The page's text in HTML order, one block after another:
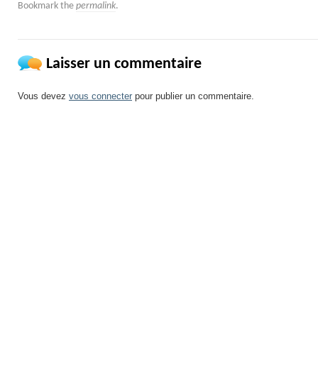
Bookmark the permalink.
Laisser un commentaire
Vous devez vous connecter pour publier un commentaire.